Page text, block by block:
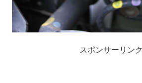
スポンサーリンク